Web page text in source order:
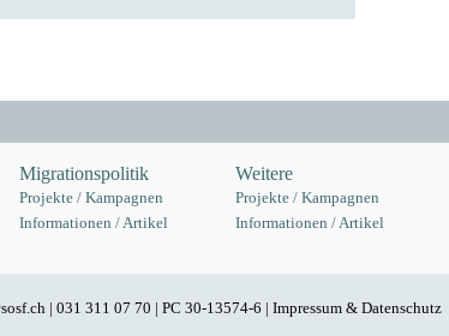
Migrationspolitik
Projekte / Kampagnen
Informationen / Artikel
Weitere
Projekte / Kampagnen
Informationen / Artikel
| 031 311 07 70 | PC 30-13574-6 | Impressum & Datenschutz